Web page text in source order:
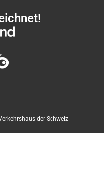
der Schweiz